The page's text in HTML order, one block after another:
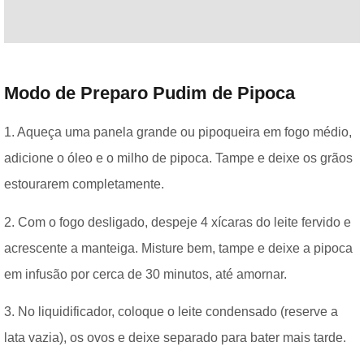
Modo de Preparo Pudim de Pipoca
1. Aqueça uma panela grande ou pipoqueira em fogo médio,
adicione o óleo e o milho de pipoca. Tampe e deixe os grãos
estourarem completamente.
2. Com o fogo desligado, despeje 4 xícaras do leite fervido e
acrescente a manteiga. Misture bem, tampe e deixe a pipoca
em infusão por cerca de 30 minutos, até amornar.
3. No liquidificador, coloque o leite condensado (reserve a
lata vazia), os ovos e deixe separado para bater mais tarde.